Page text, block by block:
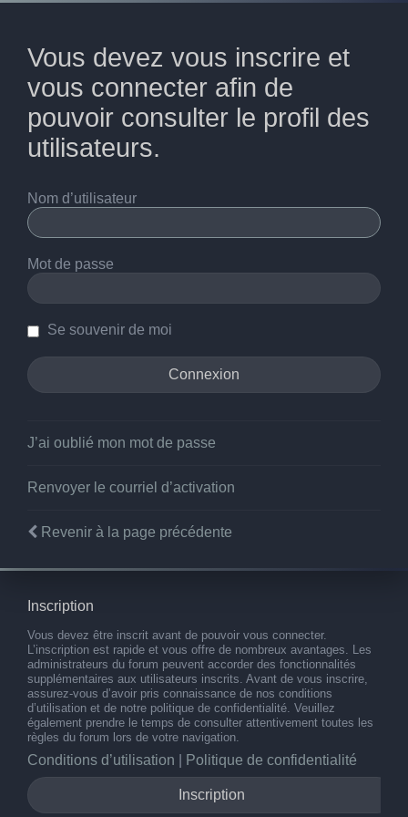
Vous devez vous inscrire et
vous connecter afin de
pouvoir consulter le profil des
utilisateurs.
Nom d’utilisateur
Mot de passe
Se souvenir de moi
J’ai oublié mon mot de passe
Renvoyer le courriel d’activation
Revenir à la page précédente
Inscription
Vous devez être inscrit avant de pouvoir vous connecter.
L’inscription est rapide et vous offre de nombreux avantages. Les
administrateurs du forum peuvent accorder des fonctionnalités
supplémentaires aux utilisateurs inscrits. Avant de vous inscrire,
assurez-vous d’avoir pris connaissance de nos conditions
d’utilisation et de notre politique de confidentialité. Veuillez
également prendre le temps de consulter attentivement toutes les
règles du forum lors de votre navigation.
Conditions d’utilisation Politique de confidentialité
Inscription